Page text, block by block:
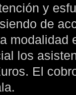
y
de
modalidad
los
El